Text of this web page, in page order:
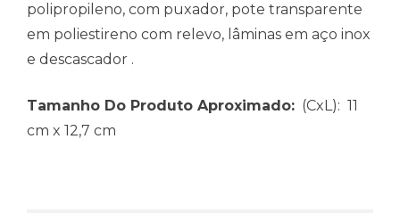
polipropileno, com puxador, pote transparente
em poliestireno com relevo, lâminas em aço inox
e descascador .
Tamanho Do Produto Aproximado: (CxL): 11
cm x 12,7 cm